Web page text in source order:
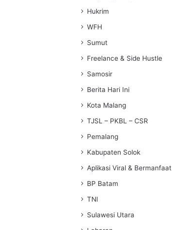
Hukrim
WFH
Sumut
Freelance & Side Hustle
Samosir
Berita Hari Ini
Kota Malang
TJSL – PKBL – CSR
Pemalang
Kabupaten Solok
Aplikasi Viral & Bermanfaat
BP Batam
TNI
Sulawesi Utara